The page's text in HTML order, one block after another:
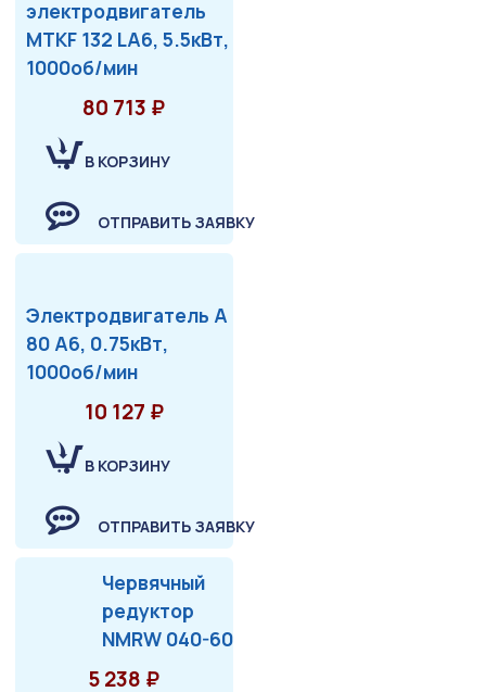
электродвигатель
MTKF 132 LA6, 5.5кВт,
1000об/мин
80 713 ₽
В КОРЗИНУ
ОТПРАВИТЬ ЗАЯВКУ
Электродвигатель А
80 А6, 0.75кВт,
1000об/мин
10 127 ₽
В КОРЗИНУ
ОТПРАВИТЬ ЗАЯВКУ
Червячный
редуктор
NMRW 040-60
5 238 ₽